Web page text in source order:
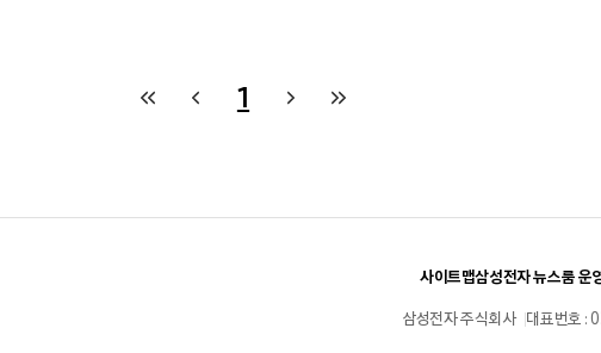
1
사이트맵삼성전자 뉴스룸 운
삼성전자 주식회사 대표번호 :